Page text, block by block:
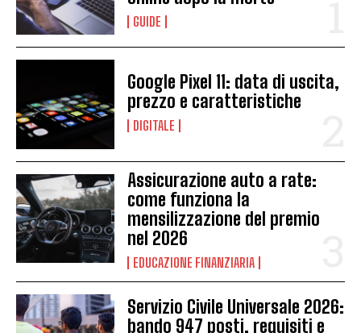
GUIDE
Google Pixel 11: data di uscita,
prezzo e caratteristiche
DIGITALE
Assicurazione auto a rate:
come funziona la
mensilizzazione del premio
nel 2026
EDUCAZIONE FINANZIARIA
Servizio Civile Universale 2026:
bando 947 posti, requisiti e